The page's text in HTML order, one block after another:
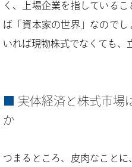
く、上場企業を指している
ば「資本家の世界」なので
いれば現物株式でなくても、
実体経済と株式市場
か
つまるところ、皮肉なこと